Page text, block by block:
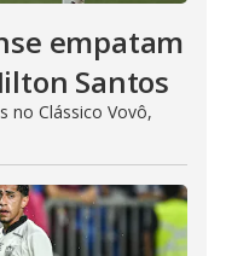
empatam
Santos
no Clássico Vovô,